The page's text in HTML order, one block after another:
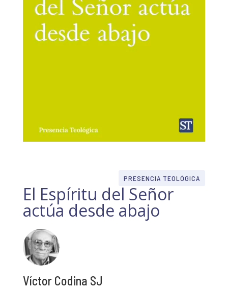
PRESENCIA TEOLÓGICA
El Espíritu del Señor
actúa desde abajo
Víctor Codina SJ